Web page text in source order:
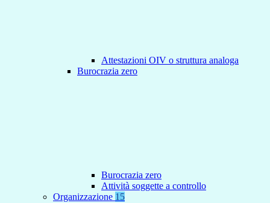
Attestazioni OIV o struttura analoga
Burocrazia zero
Burocrazia zero
Attività soggette a controllo
Organizzazione 15